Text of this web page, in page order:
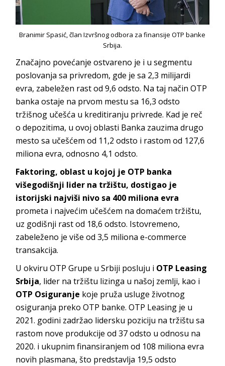
Branimir Spasić, član Izvršnog odbora za finansije OTP banke
Srbija.
Značajno povećanje ostvareno je i u segmentu
poslovanja sa privredom, gde je sa 2,3 milijardi
evra, zabeležen rast od 9,6 odsto. Na taj način OTP
banka ostaje na prvom mestu sa 16,3 odsto
tržišnog učešća u kreditiranju privrede. Kad je reč
o depozitima, u ovoj oblasti Banka zauzima drugo
mesto sa učešćem od 11,2 odsto i rastom od 127,6
miliona evra, odnosno 4,1 odsto.
Faktoring, oblast u kojoj je OTP banka
višegodišnji lider na tržištu, dostigao je
istorijski najviši nivo sa 400 miliona evra
prometa i najvećim učešćem na domaćem tržištu,
uz godišnji rast od 18,6 odsto. Istovremeno,
zabeleženo je više od 3,5 miliona e-commerce
transakcija.
U okviru OTP Grupe u Srbiji posluju i OTP Leasing
Srbija, lider na tržištu lizinga u našoj zemlji, kao i
OTP Osiguranje koje pruža usluge životnog
osiguranja preko OTP banke. OTP Leasing je u
2021. godini zadržao lidersku poziciju na tržištu sa
rastom nove produkcije od 37 odsto u odnosu na
2020. i ukupnim finansiranjem od 108 miliona evra
novih plasmana, što predstavlja 19,5 odsto